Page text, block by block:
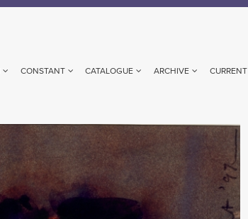
CONSTANT CATALOGUE ARCHIVE CURRENT